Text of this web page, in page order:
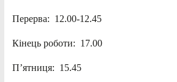
Перерва: 12.00-12.45
Кінець роботи: 17.00
П’ятниця: 15.45